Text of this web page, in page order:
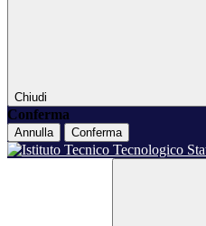
Chiudi
Conferma
Annulla Conferma